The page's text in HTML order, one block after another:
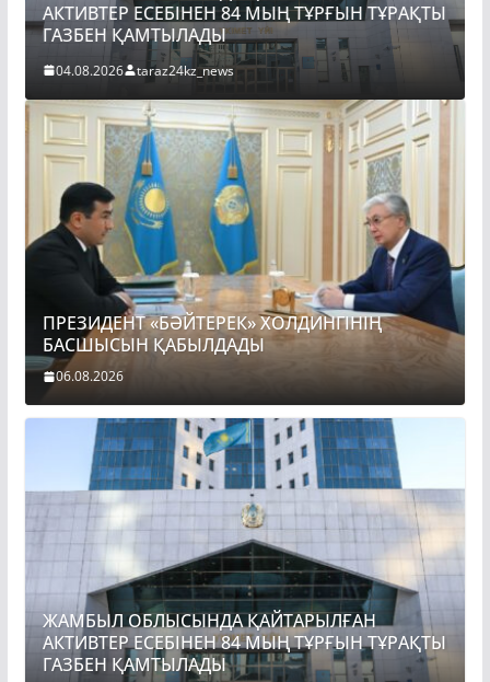
ПРЕЗИДЕНТ «БӘЙТЕРЕК» ХОЛДИНГІНІҢ
БАСШЫСЫН ҚАБЫЛДАДЫ
06.08.2026 taraz24kz_news
ПРЕЗИДЕНТ «БӘЙТЕРЕК» ХОЛДИНГІНІҢ
БАСШЫСЫН ҚАБЫЛДАДЫ
06.08.2026
ЖАМБЫЛ ОБЛЫСЫНДА ҚАЙТАРЫЛҒАН
АКТИВТЕР ЕСЕБІНЕН 84 МЫҢ ТҰРҒЫН ТҰРАҚТЫ
ГАЗБЕН ҚАМТЫЛАДЫ